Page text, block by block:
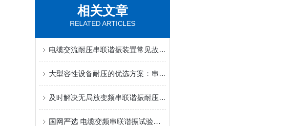
相关文章
RELATED ARTICLES
电缆交流耐压串联谐振装置常见故障的科学解决方法分享
大型容性设备耐压的优选方案：串联谐振技术核心与应用实践
及时解决无局放变频串联谐振耐压装置故障是保障试验高效安全的核心
国网严选 电缆变频串联谐振试验装置 武汉优质厂家及批发渠道推荐